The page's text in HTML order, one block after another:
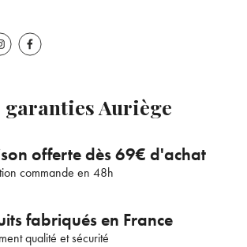
garanties Auriège
offerte dès 69€ d'achat
commande en 48h
fabriqués en France
qualité et sécurité